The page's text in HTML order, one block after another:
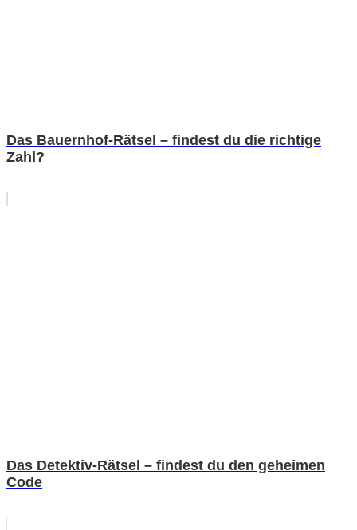
Das Bauernhof-Rätsel – findest du die richtige
Zahl?
Das Detektiv-Rätsel – findest du den geheimen
Code